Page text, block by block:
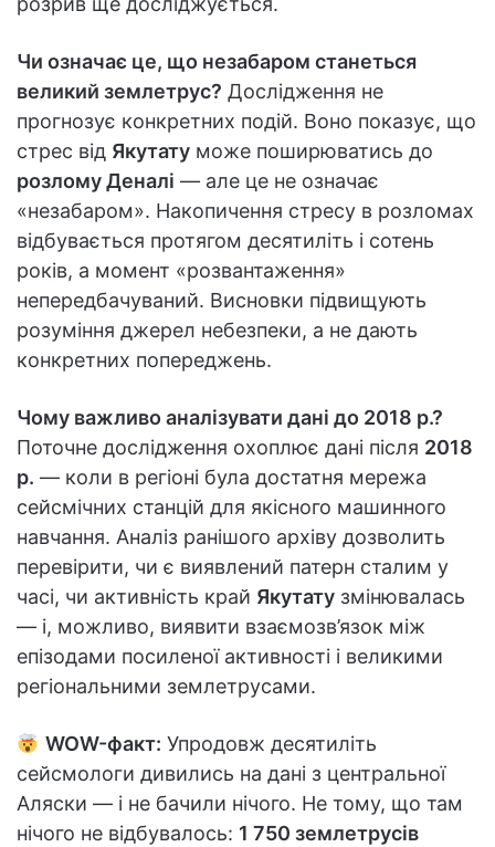
Чи означає це, що незабаром станеться
великий землетрус? Дослідження не
прогнозує конкретних подій. Воно показує, що
стрес від Якутату може поширюватись до
розлому Деналі — але це не означає
«незабаром». Накопичення стресу в розломах
відбувається протягом десятиліть і сотень
років, а момент «розвантаження»
непередбачуваний. Висновки підвищують
розуміння джерел небезпеки, а не дають
конкретних попереджень.
Чому важливо аналізувати дані до 2018 р.?
Поточне дослідження охоплює дані після 2018
р. — коли в регіоні була достатня мережа
сейсмічних станцій для якісного машинного
навчання. Аналіз ранішого архіву дозволить
перевірити, чи є виявлений патерн сталим у
часі, чи активність край Якутату змінювалась
— і, можливо, виявити взаємозв’язок між
епізодами посиленої активності і великими
регіональними землетрусами.
WOW-факт: Упродовж десятиліть
сейсмологи дивились на дані з центральної
Аляски — і не бачили нічого. Не тому, що там
нічого не відбувалось: 1 750 землетрусів